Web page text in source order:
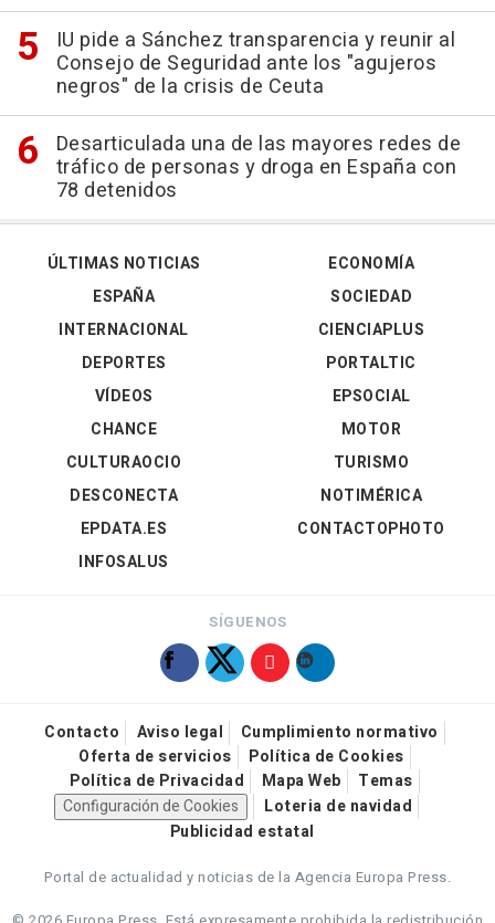
IU pide a Sánchez transparencia y reunir al
Consejo de Seguridad ante los "agujeros
negros" de la crisis de Ceuta
Desarticulada una de las mayores redes de
tráfico de personas y droga en España con
78 detenidos
ÚLTIMAS NOTICIAS
ESPAÑA
INTERNACIONAL
DEPORTES
VÍDEOS
ECONOMÍA
SOCIEDAD
CIENCIAPLUS
PORTALTIC
EPSOCIAL
CHANCE
CULTURAOCIO
DESCONECTA
EPDATA.ES
INFOSALUS
MOTOR
TURISMO
NOTIMÉRICA
CONTACTOPHOTO
SÍGUENOS
Contacto Aviso legal
Cumplimiento normativo
Oferta de servicios
Política de Cookies
Política de Privacidad
Mapa Web
Temas
Configuración de Cookies
Loteria de navidad
Publicidad estatal
Portal de actualidad y noticias de la Agencia Europa Press.